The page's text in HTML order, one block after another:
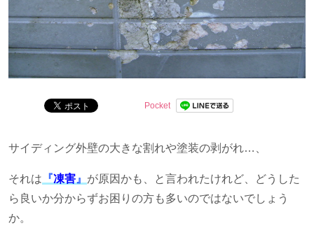
Pocket
サイディング外壁の大きな割れや塗装の剥がれ…、
それは 『凍害 』 が原因かも、と言われたけれど、どうした
ら良いか分からずお困りの方も多いのではないでしょう
か。